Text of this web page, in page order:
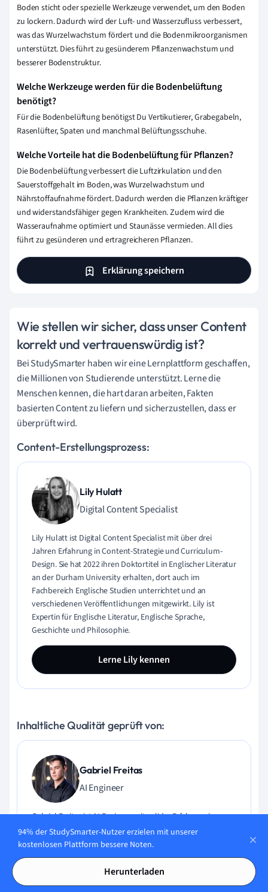
Boden sticht oder spezielle Werkzeuge verwendet, um den Boden
zu lockern. Dadurch wird der Luft- und Wasserzufluss verbessert,
was das Wurzelwachstum fördert und die Bodenmikroorganismen
unterstützt. Dies führt zu gesünderem Pflanzenwachstum und
besserer Bodenstruktur.
Welche Werkzeuge werden für die Bodenbelüftung
benötigt?
Für die Bodenbelüftung benötigst Du Vertikutierer, Grabegabeln,
Rasenlüfter, Spaten und manchmal Belüftungsschuhe.
Welche Vorteile hat die Bodenbelüftung für Pflanzen?
Die Bodenbelüftung verbessert die Luftzirkulation und den
Sauerstoffgehalt im Boden, was Wurzelwachstum und
Nährstoffaufnahme fördert. Dadurch werden die Pflanzen kräftiger
und widerstandsfähiger gegen Krankheiten. Zudem wird die
Wasseraufnahme optimiert und Staunässe vermieden. All dies
führt zu gesünderen und ertragreicheren Pflanzen.
Erklärung speichern
Wie stellen wir sicher, dass unser Content
korrekt und vertrauenswürdig ist?
Bei StudySmarter haben wir eine Lernplattform geschaffen,
die Millionen von Studierende unterstützt. Lerne die
Menschen kennen, die hart daran arbeiten, Fakten
basierten Content zu liefern und sicherzustellen, dass er
überprüft wird.
Content-Erstellungsprozess:
Lily Hulatt
Digital Content Specialist
Lily Hulatt ist Digital Content Specialist mit über drei
Jahren Erfahrung in Content-Strategie und Curriculum-
Design. Sie hat 2022 ihren Doktortitel in Englischer Literatur
an der Durham University erhalten, dort auch im
Fachbereich Englische Studien unterrichtet und an
verschiedenen Veröffentlichungen mitgewirkt. Lily ist
Expertin für Englische Literatur, Englische Sprache,
Geschichte und Philosophie.
Lerne Lily kennen
Inhaltliche Qualität geprüft von:
Gabriel Freitas
AI Engineer
Gabriel Freitas ist AI Engineer mit solider Erfahrung in
Softwareentwicklung, maschinellen Lernalgorithmen und
generativer KI, einschließlich Anwendungen großer
Sprachmodelle (LLMs). Er hat Elektrotechnik an der
Universität von São Paulo studiert und macht aktuell
seinen MSc in Computertechnik an der Universität von
94% der StudySmarter-Nutzer erzielen mit unserer
kostenlosen Plattform bessere Noten.
Herunterladen